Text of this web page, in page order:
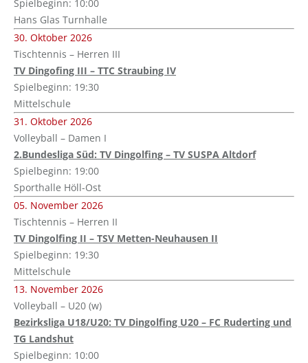
Spielbeginn: 10:00
Hans Glas Turnhalle
30. Oktober 2026
Tischtennis – Herren III
TV Dingofing III – TTC Straubing IV
Spielbeginn: 19:30
Mittelschule
31. Oktober 2026
Volleyball – Damen I
2.Bundesliga Süd: TV Dingolfing – TV SUSPA Altdorf
Spielbeginn: 19:00
Sporthalle Höll-Ost
05. November 2026
Tischtennis – Herren II
TV Dingolfing II – TSV Metten-Neuhausen II
Spielbeginn: 19:30
Mittelschule
13. November 2026
Volleyball – U20 (w)
Bezirksliga U18/U20: TV Dingolfing U20 – FC Ruderting und
TG Landshut
Spielbeginn: 10:00